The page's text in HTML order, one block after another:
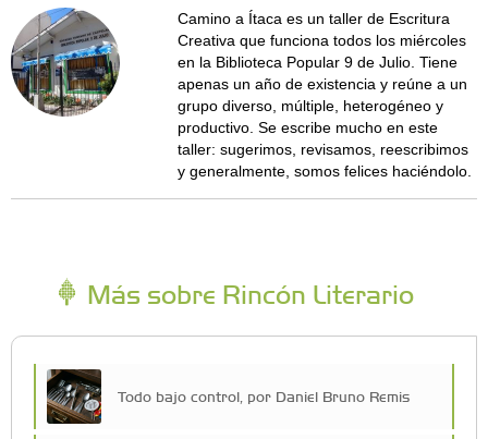
Camino a Ítaca es un taller de Escritura
Creativa que funciona todos los miércoles
en la Biblioteca Popular 9 de Julio. Tiene
apenas un año de existencia y reúne a un
grupo diverso, múltiple, heterogéneo y
productivo. Se escribe mucho en este
taller: sugerimos, revisamos, reescribimos
y generalmente, somos felices haciéndolo.
Más sobre Rincón Literario
Todo bajo control, por Daniel Bruno Remis